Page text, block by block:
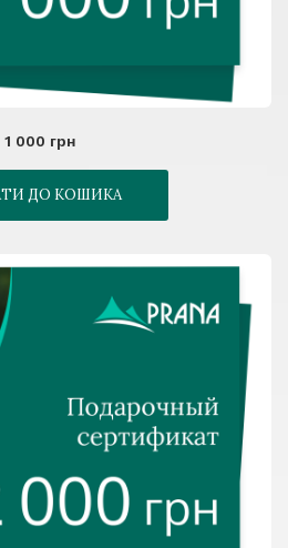
1 000 грн
ДО КОШИКА